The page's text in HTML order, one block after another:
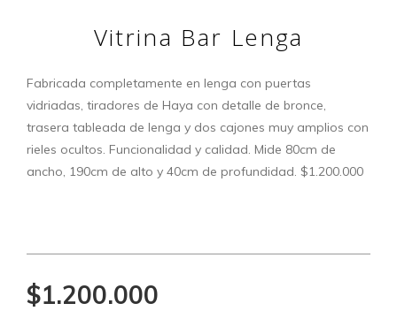
Vitrina Bar Lenga
Fabricada completamente en lenga con puertas
vidriadas, tiradores de Haya con detalle de bronce,
trasera tableada de lenga y dos cajones muy amplios con
rieles ocultos. Funcionalidad y calidad. Mide 80cm de
ancho, 190cm de alto y 40cm de profundidad. $1.200.000
$1.200.000